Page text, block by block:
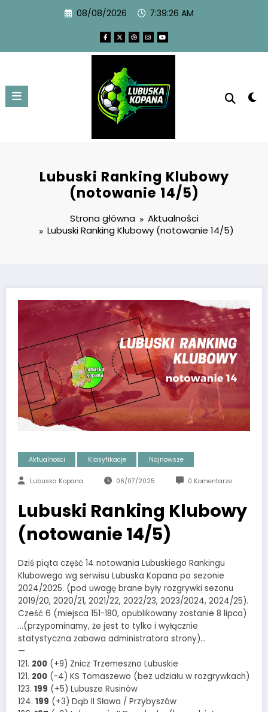
08/08/2026 7:39:27 AM
Lubuski Ranking Klubowy
(notowanie 14/5)
Strona główna
Aktualności
Lubuski Ranking Klubowy (notowanie 14/5)
Aktualności Klasyfikacje Najnowsze
Lubuska Kopana 06/07/2025 0 Komentarze
Lubuski Ranking Klubowy
(notowanie 14/5)
Dziś piąta część 14 notowania Lubuskiego Rankingu
Klubowego wg serwisu Lubuska Kopana po sezonie
2024/2025. (pod uwagę brane były rozgrywki sezonu
2019/20, 2020/21, 2021/22, 2022/23, 2023/2024, 2024/25).
Cześć 6 (miejsca 151-180, opublikowany zostanie 8 lipca)
…(przypominamy, że jest to tylko i wyłącznie
statystyczna zabawa administratora strony)…
—
121. 200 (+9) Znicz Trzemeszno Lubuskie
121. 200 (-4) KS Tomaszewo (bez udziału w rozgrywkach)
123. 199 (+5) Lubusze Rusinów
124. 199 (+3) Dąb II Sława / Przybyszów